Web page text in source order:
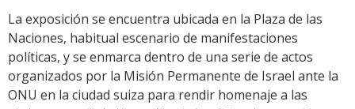
La exposición se encuentra ubicada en la Plaza de las
Naciones, habitual escenario de manifestaciones
políticas, y se enmarca dentro de una serie de actos
organizados por la Misión Permanente de Israel ante la
ONU en la ciudad suiza para rendir homenaje a las